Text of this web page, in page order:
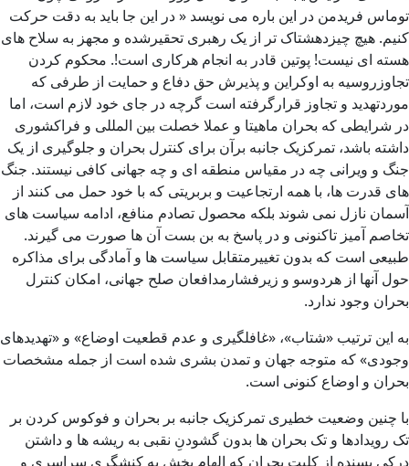
توماس فریدمن در این باره می نویسد « در این جا باید به دقت حرکت
کنیم. هیچ چیزدهشتاک تر از یک رهبری تحقیرشده و مجهز به سلاح های
هسته ای نیست! پوتین قادر به انجام هرکاری است!. محکوم کردن
تجاوزروسیه به اوکراین و پذیرش حق دفاع و حمایت از طرفی که
موردتهدید و تجاوز قرارگرفته است گرچه در جای خود لازم است، اما
در شرایطی که بحران ماهیتا و عملا خصلت بین المللی و فراکشوری
داشته باشد، تمرکزیک جانبه برآن برای کنترل بحران و جلوگیری از یک
جنگ و ویرانی چه در مقیاس منطقه ای و چه جهانی کافی نیستند. جنگ
های قدرت ها، با همه ارتجاعیت و بربریتی که با خود حمل می کنند از
آسمان نازل نمی شوند بلکه محصول تصادم منافع، ادامه سیاست های
تخاصم آمیز تاکنونی و در پاسخ به بن بست آن ها صورت می گیرند.
طبیعی است که بدون تغییرمتقابل سیاست ها و آمادگی برای مذاکره
حول آنها از هردوسو و زیرفشارمدافعان صلح جهانی، امکان کنترل
بحران وجود ندارد.
به این ترتیب «شتاب»، «غافلگیری و عدم قطعیت اوضاع» و «تهدیدهای
وجودی» که متوجه جهان و تمدن بشری شده است از جمله مشخصات
بحران و اوضاع کنونی است.
با چنین وضعیت خطیری تمرکزیک جانبه بر بحران و فوکوس کردن بر
تک رویدادها و تک بحران ها بدون گشودنِ نقبی به ریشه ها و داشتن
درکی بسنده از کلیت بحران که الهام بخش به کنشگری سراسری و